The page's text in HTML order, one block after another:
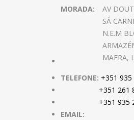
MORADA:
AV
SÁ
N.E.M
MAFRA,
TELEFONE: +351
+351 261
+351 935
EMAIL: